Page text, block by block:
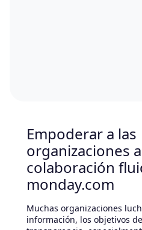
Empoderar a las
organizaciones
colaboración
monday.com
Muchas organizaciones
información, los objetivos